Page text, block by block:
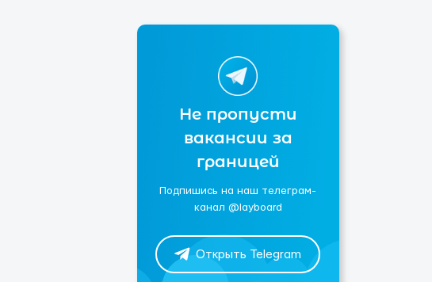
Не пропусти
вакансии за
границей
Подпишись на наш телеграм-
канал @layboard
Открыть Telegram